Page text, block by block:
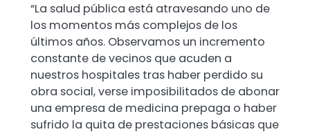
“La salud pública está atravesando uno de
los momentos más complejos de los
últimos años. Observamos un incremento
constante de vecinos que acuden a
nuestros hospitales tras haber perdido su
obra social, verse imposibilitados de abonar
una empresa de medicina prepaga o haber
sufrido la quita de prestaciones básicas que